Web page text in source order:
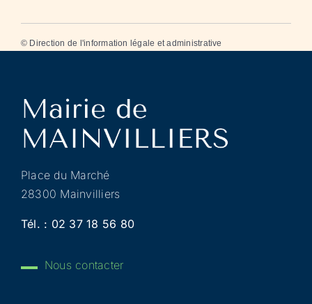
© Direction de l'information légale et administrative
Place du Marché
28300 Mainvilliers
Tél. : 02 37 18 56 80
Nous contacter